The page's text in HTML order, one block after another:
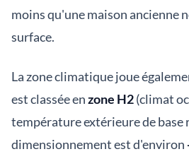
moins qu'une maison ancienne
surface.
La zone climatique joue
est classée enzone H2(climat
température extérieure de base
dimensionnement est d'environ